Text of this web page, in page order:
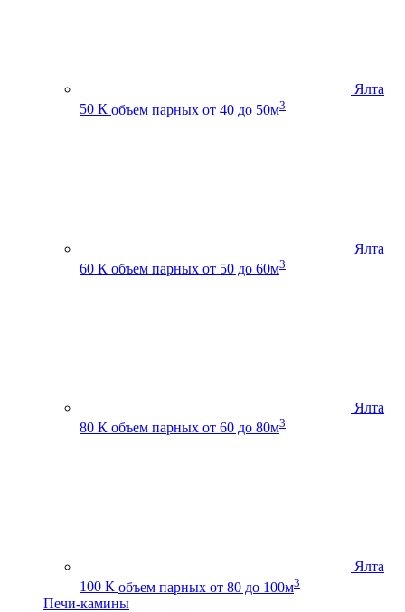
Ялта
50 К объем парных от 40 до 50м3
Ялта
60 К объем парных от 50 до 60м3
Ялта
80 К объем парных от 60 до 80м3
Ялта
100 К объем парных от 80 до 100м3
Печи-камины